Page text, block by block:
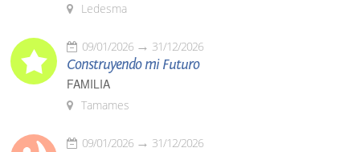
Ledesma
09/01/2026 31/12/2026
Construyendo mi Futuro
FAMILIA
Tamames
09/01/2026 31/12/2026